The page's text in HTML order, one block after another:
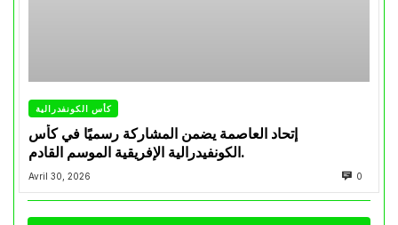
كأس الكونفدرالية
إتحاد العاصمة يضمن المشاركة رسميًا في كأس
الكونفيدرالية الإفريقية الموسم القادم.
Avril 30, 2026 0